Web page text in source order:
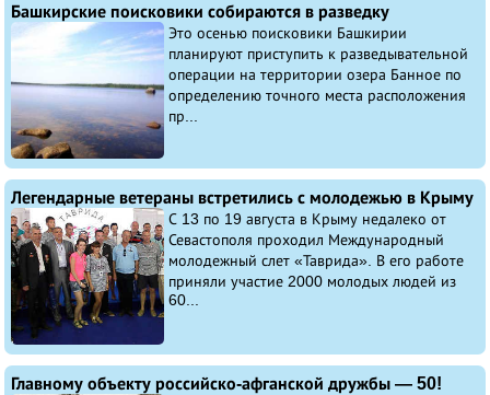
Башкирские поисковики собираются в разведку
Это осенью поисковики Башкирии
планируют приступить к разведывательной
операции на территории озера Банное по
определению точного места расположения
пр...
Легендарные ветераны встретились с молодежью в Крыму
С 13 по 19 августа в Крыму недалеко от
Севастополя проходил Международный
молодежный слет «Таврида». В его работе
приняли участие 2000 молодых людей из
60...
Главному объекту российско-афганской дружбы — 50!